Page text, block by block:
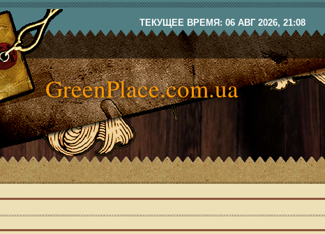
ТЕКУЩЕЕ ВРЕМЯ: 06 АВГ 2026, 21:08
GreenPlace.com.ua